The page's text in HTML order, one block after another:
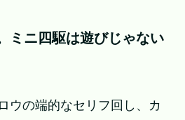
ミニ四駆は遊びじゃない
ウの端的なセリフ回し、カ